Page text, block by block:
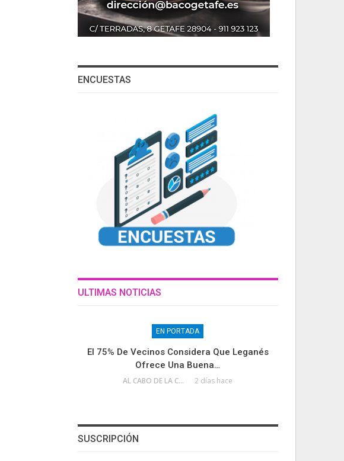
ENCUESTAS
ULTIMAS NOTICIAS
EN PORTADA
El 75% De Vecinos Considera Que Leganés
Ofrece Una Buena…
AL CABO DE LA CALLE 2 días hace
SUSCRIPCIÓN